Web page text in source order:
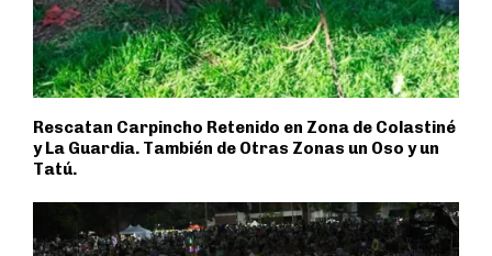
Rescatan Carpincho Retenido en Zona de Colastiné
y La Guardia. También de Otras Zonas un Oso y un
Tatú.